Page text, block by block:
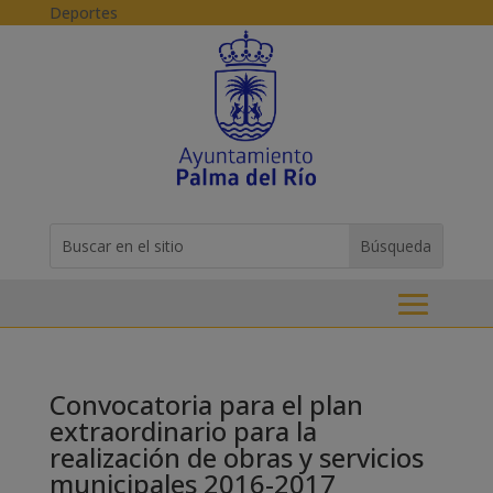
Skip to content
Deportes
for...
Convocatoria para el plan
extraordinario para la
realización de obras y servicios
municipales 2016-2017